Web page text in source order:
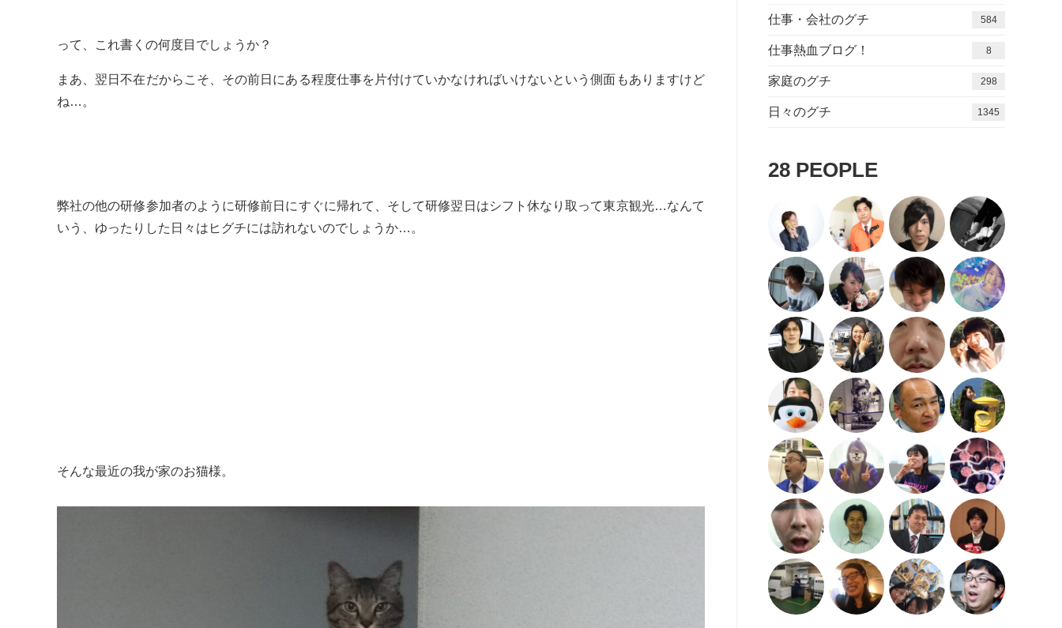
って、これ書くの何度目でしょうか？
まあ、翌日不在だからこそ、その前日にある程度仕事を片付けていかなければいけないという側面もありますけど
ね…。
弊社の他の研修参加者のように研修前日にすぐに帰れて、そして研修翌日はシフト休なり取って東京観光…なんて
いう、ゆったりした日々はヒグチには訪れないのでしょうか…。
そんな最近の我が家のお猫様。
仕事・会社のグチ 584
仕事熱血ブログ！ 8
家庭のグチ 298
日々のグチ 1416
28 PEOPLE